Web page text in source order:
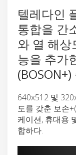
텔레다인
통합을 간
와 열 해상
능을 추가
(BOSON+)
640x512 및
도를 갖춘 보손
케이션, 휴대용
합하다.